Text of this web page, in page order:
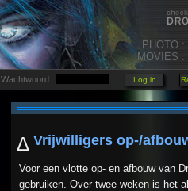
PHOTO :
MOVIES :
Wachtwoord:
Δ Vrijwilligers op-/
Voor een vlotte op- en afbouw van
gebruiken. Over twee weken is het